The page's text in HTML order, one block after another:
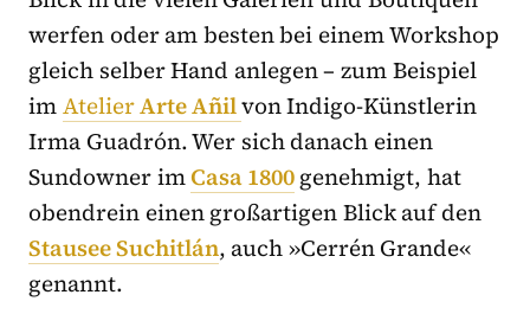
werfen oder am besten bei einem Workshop
gleich selber Hand anlegen – zum Beispiel
imAtelierArte Añilvon Indigo-Künstlerin
Irma Guadrón. Wer sich danach einen
Sundowner imCasa 1800genehmigt, hat
obendrein einen großartigen Blick auf den
Stausee Suchitlán, auch »Cerrén Grande«
genannt.